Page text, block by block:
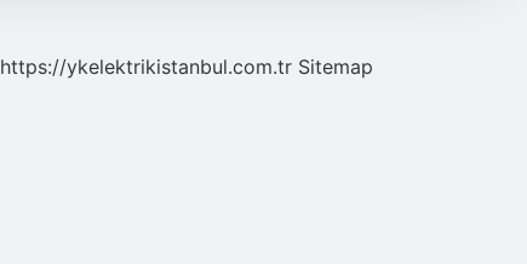
https://ykelektrikistanbul.com.tr Sitemap